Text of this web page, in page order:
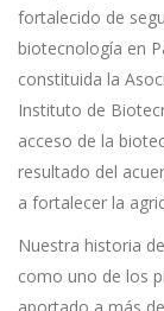
fortalecido de
biotecnología en
constituida la
Instituto de
acceso de la
resultado del
a fortalecer la
Nuestra historia
como uno de los